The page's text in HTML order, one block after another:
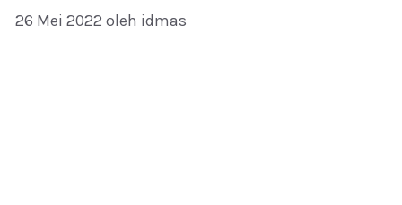
26 Mei 2022 oleh idmas